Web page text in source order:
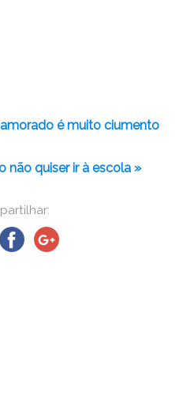
é muito ciumento
não quiser ir à escola »